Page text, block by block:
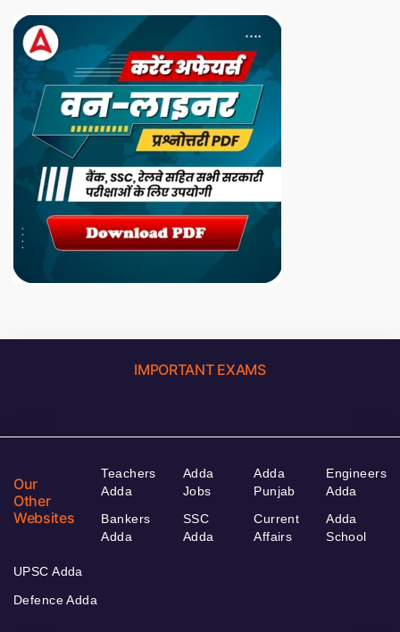
IMPORTANT EXAMS
Our
Other
Websites
Teachers
Adda
Bankers
Adda
Adda
Jobs
SSC
Adda
Adda
Punjab
Current
Affairs
Engineers
Adda
Adda
School
UPSC Adda
Defence Adda